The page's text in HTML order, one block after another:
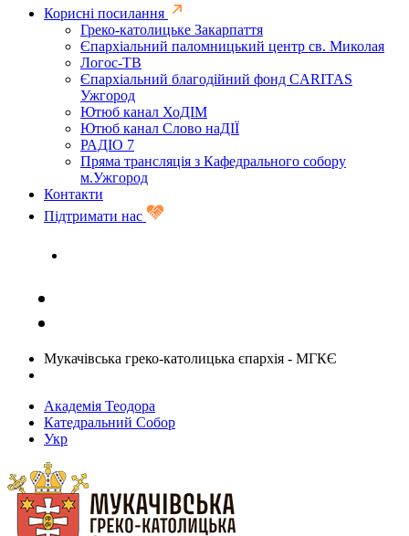
Корисні посилання
Греко-католицьке Закарпаття
Єпархіальний паломницький центр св. Миколая
Логос-ТВ
Єпархіальний благодійний фонд CARITAS
Ужгород
Ютюб канал ХоДІМ
Ютюб канал Слово наДІЇ
РАДІО 7
Пряма трансляція з Кафедрального собору
м.Ужгород
Контакти
Підтримати нас
Мукачівська греко-католицька єпархія - МГКЄ
Академія Теодора
Катедральний Собор
Укр